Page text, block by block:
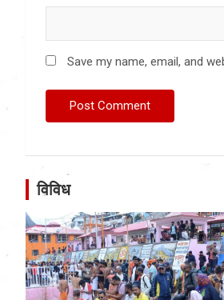
Save my name, email, and
विविध